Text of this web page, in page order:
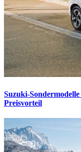
Suzuki-Sondermodelle
Preisvorteil